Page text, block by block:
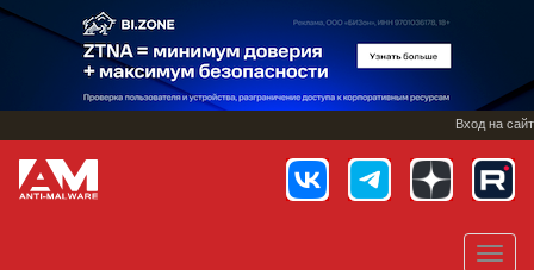
Перейти
основному
Вход на сайт